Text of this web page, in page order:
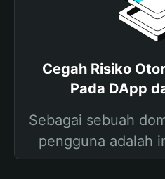
Cegah Risiko
Pada DApp
Sebagai sebuah
pengguna adalah